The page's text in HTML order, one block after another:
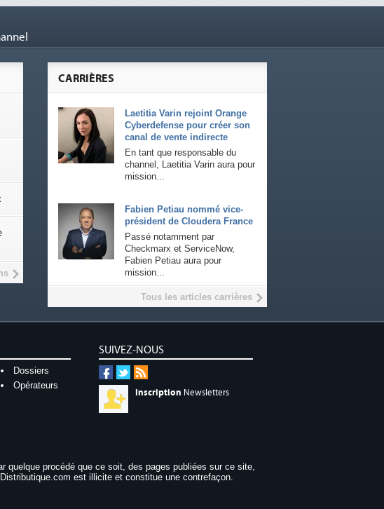
CARRIÈRES
Laetitia Varin rejoint Orange
Cyberdefense pour créer son
canal de vente indirecte
En tant que responsable du
channel, Laetitia Varin aura pour
mission...
Fabien Petiau nommé vice-
président de Cloudera France
Passé notamment par
Checkmarx et ServiceNow,
Fabien Petiau aura pour
mission...
Tous les articles carrières
SUIVEZ-NOUS
Inscription Newsletters
Dossiers
Opérateurs
quelque procédé que ce soit, des pages publiées sur ce site,
est illicite et constitue une contrefaçon.